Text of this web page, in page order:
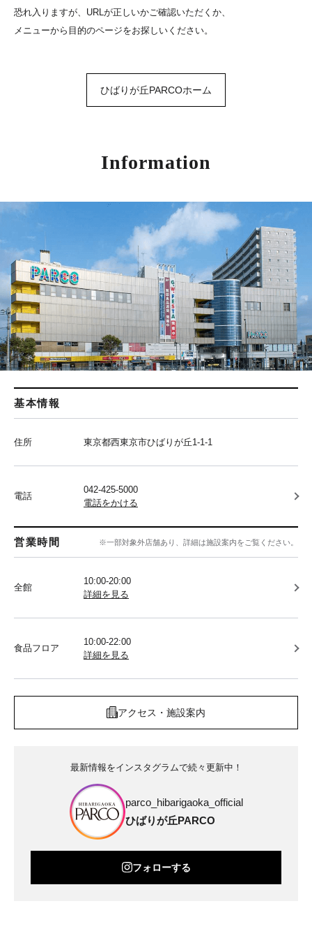
恐れ入りますが、URLが正しいかご確認いただくか、
メニューから目的のページをお探しいください。
ひばりが丘PARCOホーム
Information
基本情報
住所 東京都西東京市ひばりが丘1-1-1
電話
042-425-5000
電話をかける
営業時間 ※一部対象外店舗あり、詳細は施設案内をご覧ください。
全館
10:00-20:00
詳細を見る
食品フロア
10:00-22:00
詳細を見る
アクセス・施設案内
最新情報をインスタグラムで続々更新中！
parco_hibarigaoka_official
ひばりが丘PARCO
フォローする